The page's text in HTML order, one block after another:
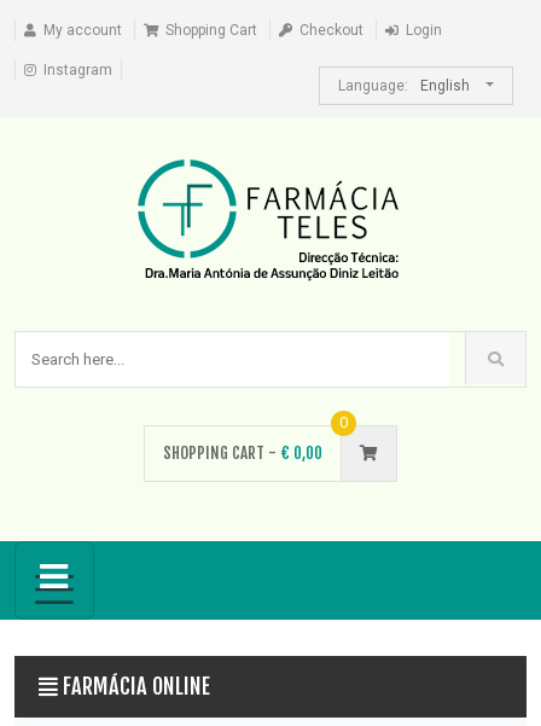
My account Shopping Cart Checkout Login
Instagram
Language:
English
SHOPPING CART - € 0,00
0
FARMÁCIA ONLINE